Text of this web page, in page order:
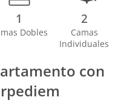
1
Dobles
2
Camas
Individuales
con